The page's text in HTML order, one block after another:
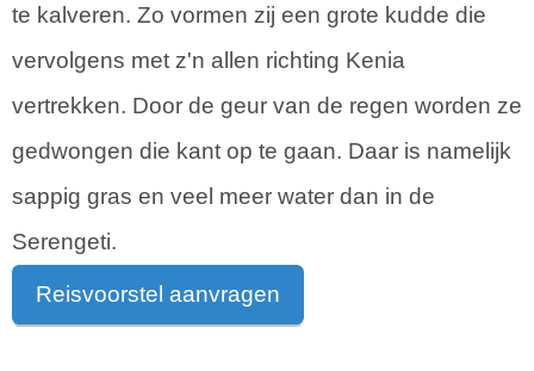
te kalveren. Zo vormen zij een grote kudde die
vervolgens met z'n allen richting Kenia
vertrekken. Door de geur van de regen worden ze
gedwongen die kant op te gaan. Daar is namelijk
sappig gras en veel meer water dan in de
Serengeti.
Reisvoorstel aanvragen